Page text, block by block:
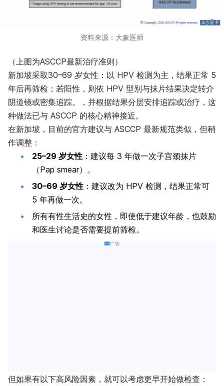
资料来源：大象医师
（上图为ASCCP最新治疗准则）
新加坡采取30–69 岁女性：以 HPV 检测为主，结果正常 5
年后再筛检；若阳性，则依 HPV 型别与抹片结果决定转介
阴道镜或密集追踪。，并根据结果分层安排追踪或治疗，这
种做法已与 ASCCP 的核心精神接近。
在新加坡，目前的官方建议与 ASCCP 最新规范类似，但稍
作调整：
25–29 岁女性 ：建议每 3 年做一次子宫颈抹片
（Pap smear）。
30–69 岁女性 ：建议改为 HPV 检测，结果正常可
5 年再做一次。
所有有性生活史的女性，即使低于建议年龄，也鼓励
和医生讨论是否需要提前筛检。
广告
但如果有以下高风险因素，就可以考虑更早开始做检查：